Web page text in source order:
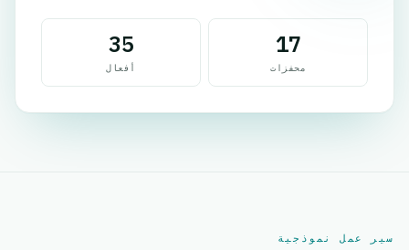
17
محفزات
35
أفعال
سير عمل نموذجية